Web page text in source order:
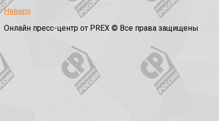
Наверх
Онлайн пресс-центр от PREX © Все права защищены